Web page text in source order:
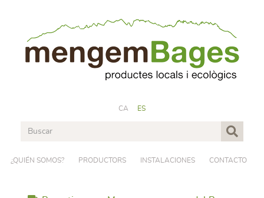
CA ES
¿QUIÉN SOMOS? PRODUCTORS INSTALACIONES CONTACTO